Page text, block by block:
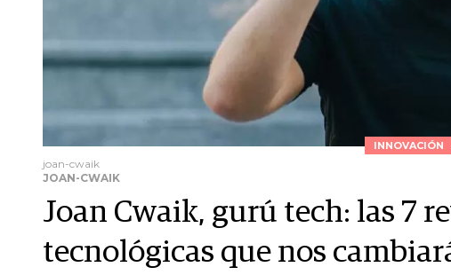
INNOVACIÓN
joan-cwaik
JOAN-CWAIK
Joan Cwaik, gurú tech: las 7
tecnológicas que nos